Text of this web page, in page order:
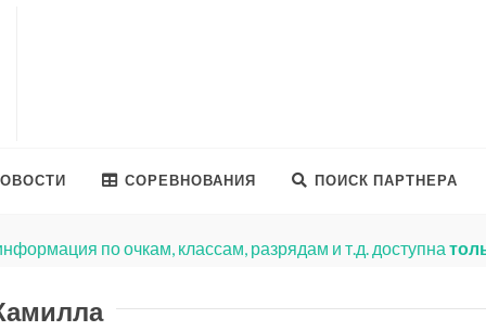
СОРЕВНОВАНИЯ ПОИСК ПАРТНЕРА
по очкам, классам, разрядам и т.д. доступна